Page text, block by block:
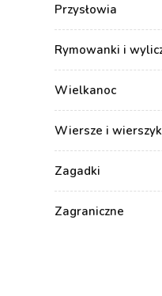
Przysłowia
Rymowanki i
Wielkanoc
Wiersze i
Zagadki
Zagraniczne